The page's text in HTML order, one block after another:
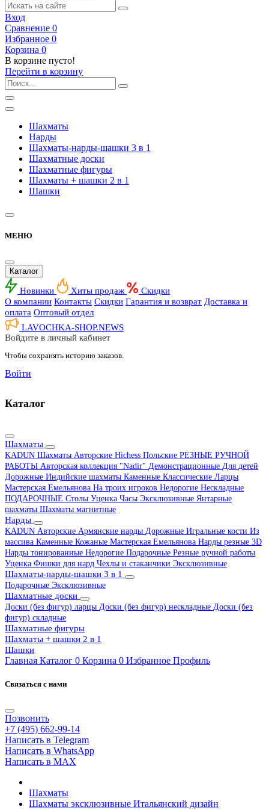
Вход
Сравнение 0
Избранное 0
Корзина 0
В корзине пусто!
Перейти в корзину
Шахматы
Нарды
Шахматы-нарды-шашки 3 в 1
Шахматные доски
Шахматные фигуры
Шахматы + шашки 2 в 1
Шашки
МЕНЮ
Каталог
Новинки Хиты продаж
Скидки
О компании Контакты Скидки Гарантия и возврат Доставка и
оплата Оптовый отдел
LAVOCHKA-SHOP.NEWS
Войдите в личный кабинет
Чтобы сохранять историю заказов.
Войти
Каталог
Шахматы
KADUN Шахматы Авторские Hichess Польские РЕЗНЫЕ РУЧНОЙ
РАБОТЫ Авторская коллекция "Nadir" Демонстрационные Для детей
Дорожные Индийские шахматы Каменные Классические Ларцы
Мастерская Емельянова На троих игроков Недорогие Нескладные
ПОДАРОЧНЫЕ Столы Уценка Часы Эксклюзивные Янтарные
шахматы Шахматы магнитные
Нарды
KADUN Авторские Армянские нарды Дорожные Игральные кости Из
массива Каменные Кожаные Мастерская Емельянова Нарды резные 3D
Нарды тонированные Недорогие Подарочные Резные ручной работы
Уценка Фишки для нард Чехлы и стаканчики Эксклюзивные
Шахматы-нарды-шашки 3 в 1
Подарочные Эксклюзивные
Шахматные доски
Доски (без фигур) ларцы Доски (без фигур) нескладные Доски (без
фигур) складные
Шахматные фигуры
Шахматы + шашки 2 в 1
Шашки
Главная Каталог 0 Корзина 0 Избранное Профиль
Связаться с нами
Позвонить
+7 (495) 662-99-14
Написать в Telegram
Написать в WhatsApp
Написать в MAX
Шахматы
Шахматы эксклюзивные Итальянский дизайн